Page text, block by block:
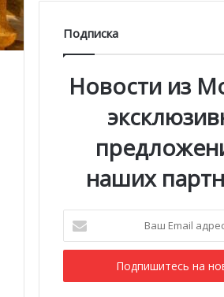
Подписка
Новости из
наших
Email
адрес